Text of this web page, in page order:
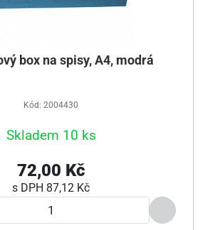
box na spisy, A4, modrá
Kód: 2004430
Skladem 10 ks
72,00 Kč
s DPH 87,12 Kč